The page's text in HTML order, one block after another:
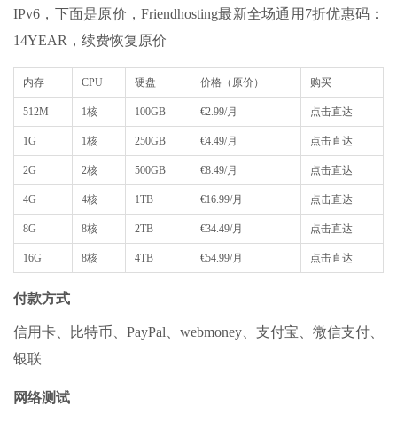
IPv6，下面是原价，Friendhosting最新全场通用7折优惠码：
14YEAR，续费恢复原价
内存 CPU 硬盘 价格（原价） 购买
512M 1核 100GB €2.99/月 点击直达
1G 1核 250GB €4.49/月 点击直达
2G 2核 500GB €8.49/月 点击直达
4G 4核 1TB €16.99/月 点击直达
8G 8核 2TB €34.49/月 点击直达
16G 8核 4TB €54.99/月 点击直达
付款方式
信用卡、比特币、PayPal、webmoney、支付宝、微信支付、
银联
网络测试